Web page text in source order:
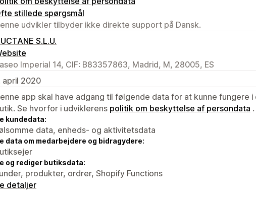
stillede spørgsmål
udvikler tilbyder ikke direkte support på Dansk.
S.L.U.
Imperial 14, CIF: B83357863, Madrid, M, 28005, ES
april 2020
app skal have adgang til følgende data for at kunne fungere i
Se hvorfor i udviklerens politik om beskyttelse af persondata .
kundedata:
data, enheds- og aktivitetsdata
data om medarbejdere og bidragydere:
og rediger butiksdata:
produkter, ordrer, Shopify Functions
detaljer